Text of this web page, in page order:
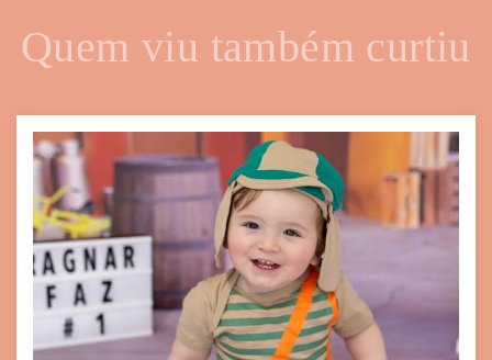
Quem viu também curtiu